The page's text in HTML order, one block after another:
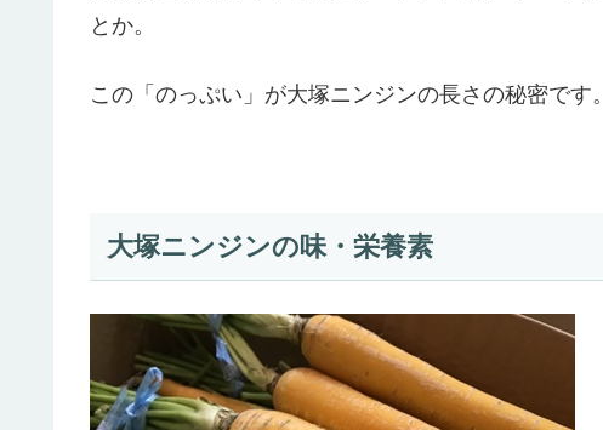
とか。
この「のっぷい」が大塚ニンジンの長さの秘密です。
大塚ニンジンの味・栄養素